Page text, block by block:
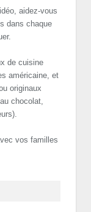
aidez-vous
dans chaque
de cuisine
américaine, et
originaux
chocolat,
vos familles